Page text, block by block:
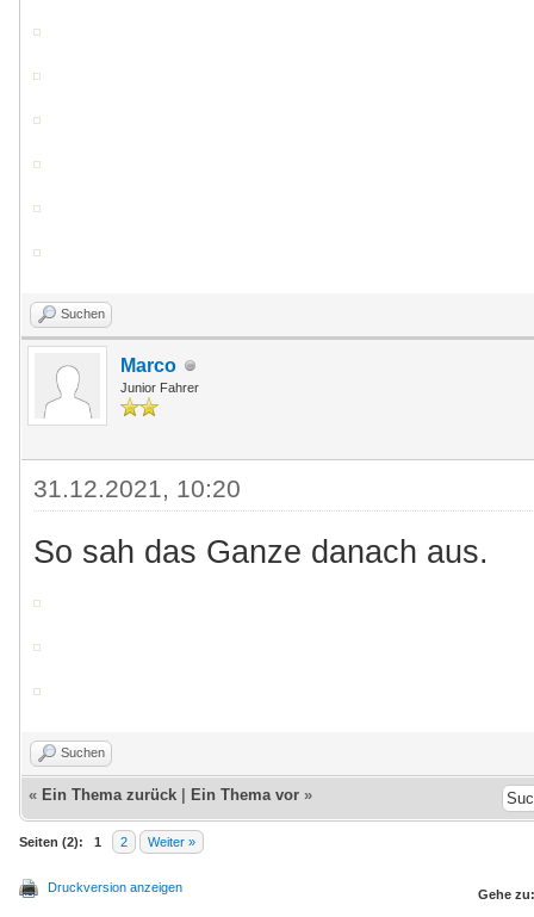
Suchen
Marco
Junior Fahrer
31.12.2021, 10:20
So sah das Ganze danach aus.
Suchen
« Ein Thema zurück Ein Thema vor »
Seiten (2): 1 2 Weiter »
Druckversion anzeigen Gehe zu: